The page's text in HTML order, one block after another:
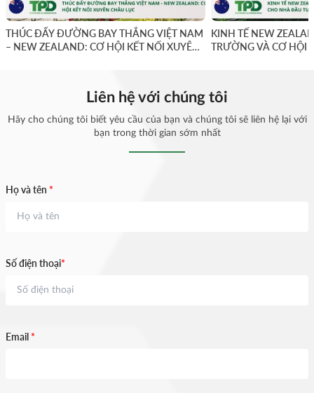
THÚC ĐẨY ĐƯỜNG BAY THẲNG VIỆT NAM
– NEW ZEALAND: CƠ HỘI KẾT NỐI XUYÊN
KINH TẾ NEW
TRƯỜNG VÀ CƠ HỘI
Liên hệ với chúng tôi
Hãy cho chúng tôi biết yêu cầu của bạn và chúng tôi sẽ liên hệ lại với
bạn trong thời gian sớm nhất
Họ và tên *
Số điện thoại*
Email *